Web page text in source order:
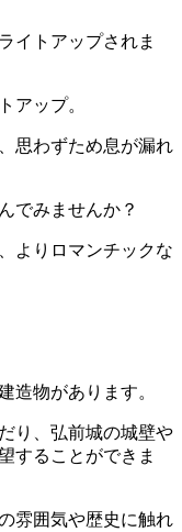
イトアップされま
アップ。
思わずため息が漏れ
でみませんか？
よりロマンチックな
造物があります。
り、弘前城の城壁や
することができま
雰囲気や歴史に触れ